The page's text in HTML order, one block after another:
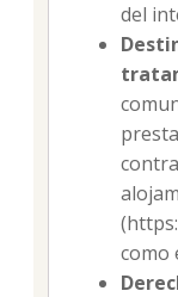
del
como